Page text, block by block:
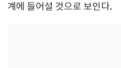
계에 들어설 것으로 보인다.